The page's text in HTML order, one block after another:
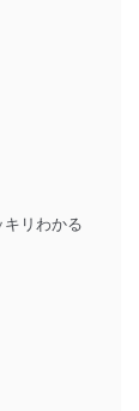
リわかる